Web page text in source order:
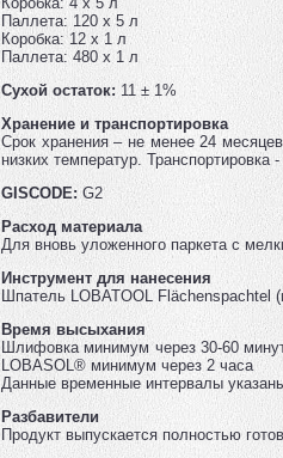
Паллета: 120 x 5 л
Коробка: 12 x 1 л
Паллета: 480 x 1 л
Сухой остаток: 11 ± 1%
Хранение и транспортировка
Срок хранения – не менее 24
низких температур. Транспортировка
GISCODE:G2
Расход материала
Для вновь уложенного паркета с
Инструмент для нанесения
Шпатель LOBATOOL Flächenspachtel
Время высыхания
Шлифовка минимум через 30-60
LOBASOL® минимум через 2 часа
Данные временные интервалы
Разбавители
Продукт выпускается полностью